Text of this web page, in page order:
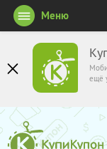
ещё
Меню